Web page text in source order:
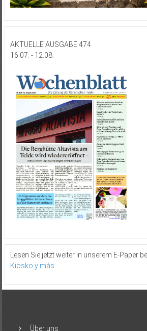
AKTUELLE AUSGABE 474
16.07. - 12.08.
Lesen Sie jetzt weiter in unserem E-Paper
Kiosko y más
Über uns